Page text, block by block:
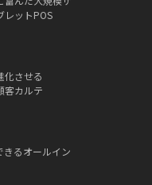
レットPOS
化させる
客カルテ
きるオールイン